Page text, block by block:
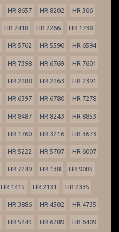
HR 8657 HR 8202 HR 506
HR 2418 HR 2266 HR 1738
HR 5762 HR 5590 HR 6594
HR 7398 HR 6769 HR 7601
HR 2288 HR 2263 HR 2391
HR 6397 HR 6780 HR 7278
HR 8487 HR 8243 HR 8853
HR 1760 HR 3216 HR 3673
HR 5222 HR 5707 HR 6007
HR 7249 HR 138 HR 9085
HR 1415 HR 2131 HR 2335
HR 3886 HR 4502 HR 4735
HR 5444 HR 6289 HR 6409